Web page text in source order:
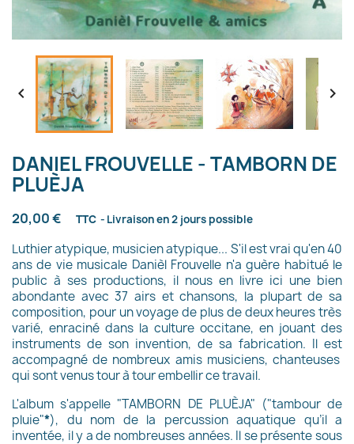
 
DANIEL FROUVELLE - TAMBORN DE
PLUÈJA
20,00 € TTC Livraison en 2 jours possible
Luthier atypique, musicien atypique... S'il est vrai qu'en 40
ans de vie musicale Danièl Frouvelle n'aguère habitué le
public à ses productions, il nous en livre ici une bien
abondante avec 37airs etchansons, la plupart desa
composition, pour un voyage de plus de deux heures très
varié, enraciné dans la culture occitane, en jouant des
instruments de son invention, de sa fabrication. Il est
accompagné de nombreux amis musiciens, chanteuses
qui sont venus tour à tour embellir ce travail.
L'album s'appelle "TAMBORN DE PLUÈJA" ("tambour de
pluie"*), du nom de la percussion aquatique qu’il a
inventée, il y ade nombreuses années. Il se présente sous